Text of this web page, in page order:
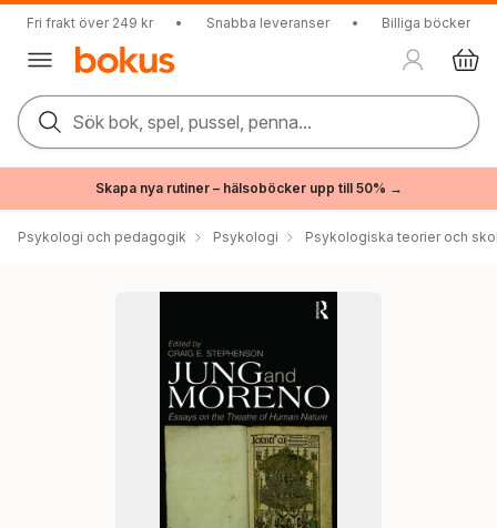
Fri frakt över 249 kr • Snabba leveranser • Billiga böcker
Sök bok, spel, pussel, penna...
Skapa nya rutiner – hälsoböcker upp till 50% →
Psykologi och pedagogik Psykologi Psykologiska teorier och